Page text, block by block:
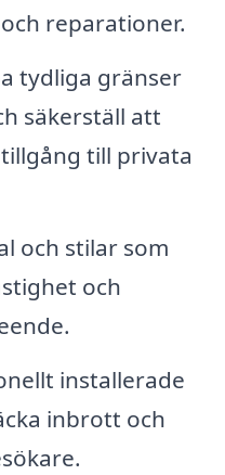
reparationer.
tydliga gränser
säkerställ att
till privata
och stilar som
och
installerade
inbrott och